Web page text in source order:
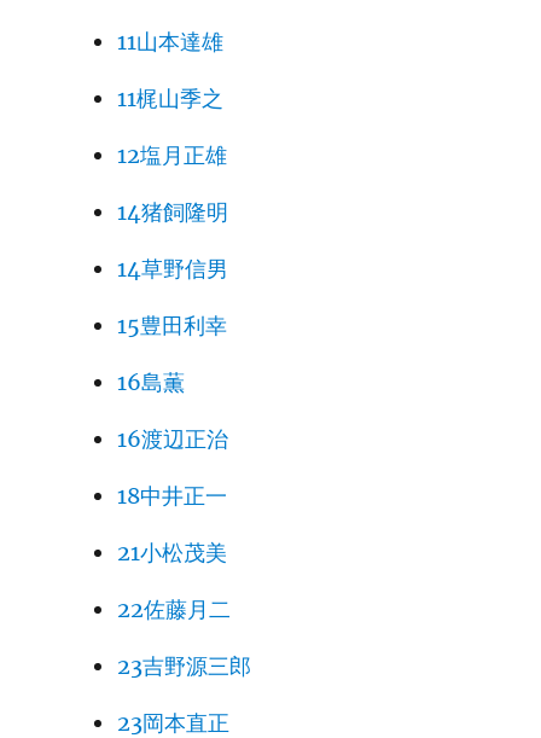
11山本達雄
11梶山季之
12塩月正雄
14猪飼隆明
14草野信男
15豊田利幸
16島薫
16渡辺正治
18中井正一
21小松茂美
22佐藤月二
23吉野源三郎
23岡本直正